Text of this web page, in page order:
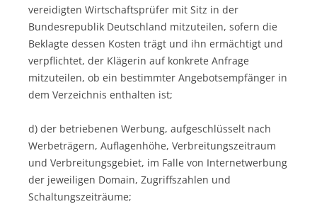
vereidigten Wirtschaftsprüfer mit Sitz in der
Bundesrepublik Deutschland mitzuteilen, sofern die
Beklagte dessen Kosten trägt und ihn ermächtigt und
verpflichtet, der Klägerin auf konkrete Anfrage
mitzuteilen, ob ein bestimmter Angebotsempfänger in
dem Verzeichnis enthalten ist;
d) der betriebenen Werbung, aufgeschlüsselt nach
Werbeträgern, Auflagenhöhe, Verbreitungszeitraum
und Verbreitungsgebiet, im Falle von Internetwerbung
der jeweiligen Domain, Zugriffszahlen und
Schaltungszeiträume;